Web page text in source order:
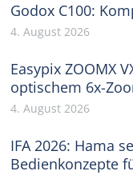
Godox C100:
4. August 2026
Easypix ZOOMX
optischem 6x-
4. August 2026
IFA 2026: Hama
Bedienkonzepte